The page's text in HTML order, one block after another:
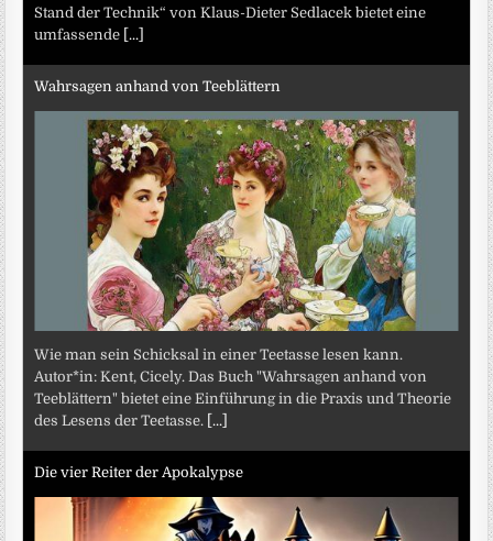
Stand der Technik“ von Klaus-Dieter Sedlacek bietet eine
umfassende [...]
Wahrsagen anhand von Teeblättern
Wie man sein Schicksal in einer Teetasse lesen kann.
Autor*in: Kent, Cicely. Das Buch "Wahrsagen anhand von
Teeblättern" bietet eine Einführung in die Praxis und Theorie
des Lesens der Teetasse. [...]
Die vier Reiter der Apokalypse